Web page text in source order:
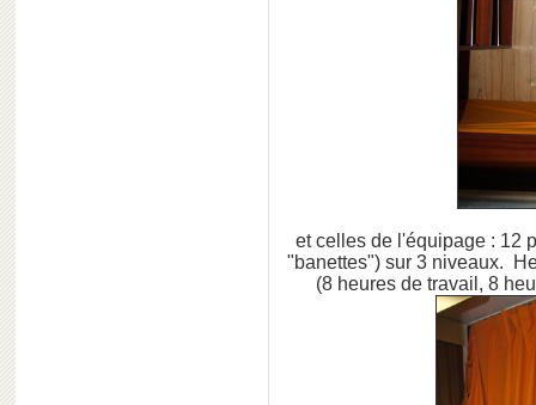
et celles de l'équipage : 12
"banettes") sur 3 niveaux.
(8 heures de travail, 8